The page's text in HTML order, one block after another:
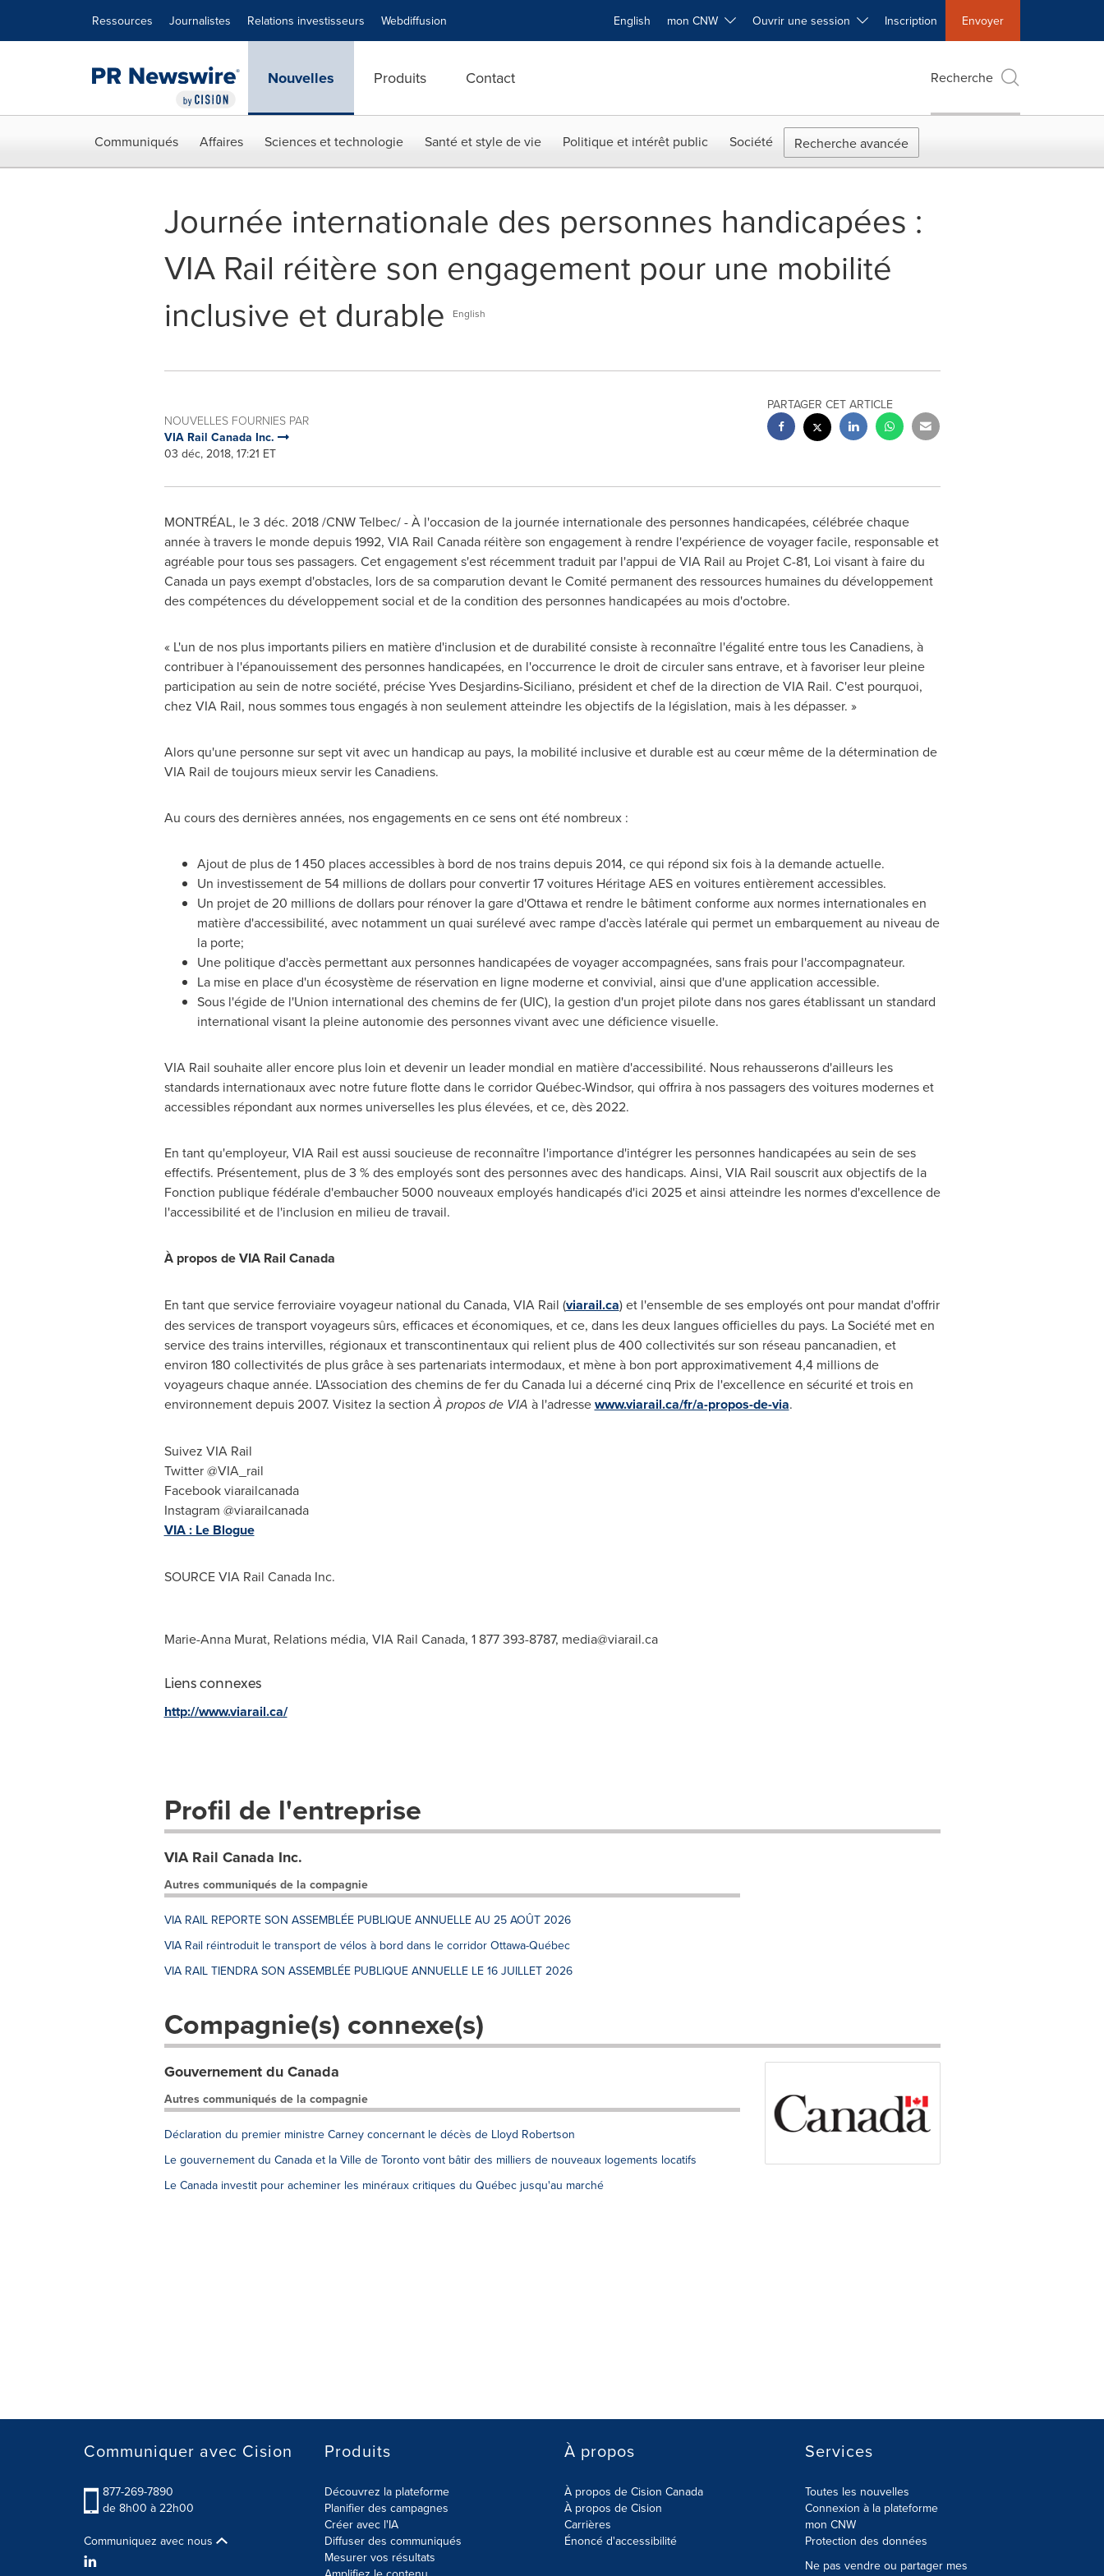
Ressources Journalistes Relations investisseurs Webdiffusion English mon CNW Ouvrir une session Inscription Envoyer
Nouvelles Produits Contact Recherche
Communiqués Affaires Sciences et technologie Santé et style de vie Politique et intérêt public Société Recherche avancée
Journée internationale des personnes handicapées :
VIA Rail réitère son engagement pour une mobilité
inclusive et durable
English
NOUVELLES FOURNIES PAR
VIA Rail Canada Inc.
03 déc, 2018, 17:21 ET
PARTAGER CET ARTICLE
MONTRÉAL, le 3 déc. 2018 /CNW Telbec/ - À l'occasion de la journée internationale des personnes handicapées, célébrée chaque
année à travers le monde depuis 1992, VIA Rail Canada réitère son engagement à rendre l'expérience de voyager facile, responsable et
agréable pour tous ses passagers. Cet engagement s'est récemment traduit par l'appui de VIA Rail au Projet C-81, Loi visant à faire du
Canadaun pays exempt d'obstacles, lors de sa comparution devant le Comité permanent des ressources humaines du développement
des compétences du développement social et de la condition des personnes handicapées au mois d'octobre.
« L'un de nos plus importants piliers en matière d'inclusion et de durabilité consiste à reconnaître l'égalité entre tous les Canadiens, à
contribuer à l'épanouissement des personnes handicapées, en l'occurrence le droit de circuler sans entrave, et à favoriser leur pleine
participation au sein de notre société, préciseYves Desjardins-Siciliano, président et chef de la direction de VIA Rail. C'est pourquoi,
chez VIA Rail, nous sommes tous engagés à non seulement atteindre les objectifs de la législation, mais à les dépasser. »
Alors qu'une personne sur sept vit avec un handicap au pays, la mobilité inclusive et durable est au cœur même de la détermination de
VIA Rail de toujours mieux servir les Canadiens.
Au cours des dernières années, nos engagements en ce sens ont été nombreux :
Ajout de plus de 1 450 places accessibles à bord de nos trains depuis 2014, ce qui répond six fois à la demande actuelle.
Un investissement de 54 millions de dollars pour convertir 17 voitures Héritage AES en voitures entièrement accessibles.
Un projet de 20 millions de dollars pour rénover la gare d'Ottawaet rendre le bâtiment conforme aux normes internationales en
matière d'accessibilité, avec notamment un quai surélevé avec rampe d'accès latérale qui permet un embarquement au niveau de
la porte;
Une politique d'accès permettant aux personnes handicapées de voyager accompagnées, sans frais pour l'accompagnateur.
La mise en place d'un écosystème de réservation en ligne moderne et convivial, ainsi que d'une application accessible.
Sous l'égide de l'Union international des chemins de fer (UIC), la gestion d'un projet pilote dans nos gares établissant un standard
international visant la pleine autonomie des personnes vivant avec une déficience visuelle.
VIA Rail souhaite aller encore plus loin et devenir un leader mondial en matière d'accessibilité. Nous rehausserons d'ailleurs les
standards internationaux avec notre future flotte dans le corridor Québec-Windsor, qui offrira à nos passagers des voitures modernes et
accessibles répondant aux normes universelles les plus élevées, et ce, dès 2022.
En tant qu'employeur, VIA Rail est aussi soucieuse de reconnaître l'importance d'intégrer les personnes handicapées au sein de ses
effectifs. Présentement, plus de 3 % des employés sont des personnes avec des handicaps. Ainsi, VIA Rail souscrit aux objectifs de la
Fonction publique fédérale d'embaucher 5000 nouveaux employés handicapés d'ici 2025 etainsi atteindre les normes d'excellence de
l'accessibilité et de l'inclusion en milieu de travail.
À propos de VIA Rail Canada
En tant que service ferroviaire voyageur national du Canada, VIA Rail (viarail.ca) et l'ensemble de ses employés ont pour mandat d'offrir
des services de transport voyageurs sûrs, efficaces et économiques, et ce, dans les deux langues officielles du pays. La Société met en
service des trains intervilles, régionaux et transcontinentaux qui relient plus de 400 collectivités sur son réseau pancanadien, et
environ 180 collectivités de plus grâce à ses partenariats intermodaux, et mène à bon port approximativement 4,4 millions de
voyageurs chaque année. L'Association des chemins de fer du Canadalui a décerné cinq Prix del'excellence en sécurité et trois en
environnement depuis 2007. Visitez la sectionÀ propos de VIA à l'adressewww.viarail.ca/fr/a-propos-de-via.
Suivez VIA Rail
Twitter @VIA_rail
Facebook viarailcanada
Instagram @viarailcanada
VIA : Le Blogue
SOURCE VIA Rail Canada Inc.
Marie-Anna Murat, Relations média, VIA Rail Canada, 1 877 393-8787, media@viarail.ca
Liens connexes
http://www.viarail.ca/
Profil de l'entreprise
VIA Rail Canada Inc.
Autres communiqués de la compagnie
VIA RAIL REPORTE SON ASSEMBLÉE PUBLIQUE ANNUELLE AU 25 AOÛT 2026
VIA Rail réintroduit le transport de vélos à bord dans le corridor Ottawa-Québec
VIA RAIL TIENDRA SON ASSEMBLÉE PUBLIQUE ANNUELLE LE 16 JUILLET 2026
Compagnie(s) connexe(s)
Gouvernement du Canada
Autres communiqués de la compagnie
Déclaration du premier ministre Carney concernant le décès de Lloyd Robertson
Le gouvernement du Canada et la Ville de Toronto vont bâtir des milliers de nouveaux logements locatifs
Le Canada investit pour acheminer les minéraux critiques du Québec jusqu'au marché
Communiquer avec Cision
877-269-7890
de 8h00 à 22h00
Communiquez avec nous
Produits
Découvrez la plateforme
Planifier des campagnes
Créer avec l'IA
Diffuser des communiqués
Mesurer vos résultats
À propos
À propos de Cision Canada
À propos de Cision
Carrières
Énoncé d'accessibilité
Services
Toutes les nouvelles
Connexion à la plateforme
mon CNW
Protection des données
Ne pas vendre ou partager mes